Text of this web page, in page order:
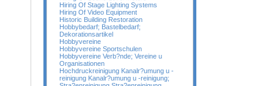
Hiring Of Stage Lighting Systems
Hiring Of Video Equipment
Historic Building Restoration
Hobbybedarf; Bastelbedarf;
Dekorationsartikel
Hobbyvereine
Hobbyvereine Sportschulen
Hobbyvereine Verb?nde; Vereine u
Organisationen
Hochdruckreinigung Kanalr?umung u -
reinigung Kanalr?umung u -reinigung;